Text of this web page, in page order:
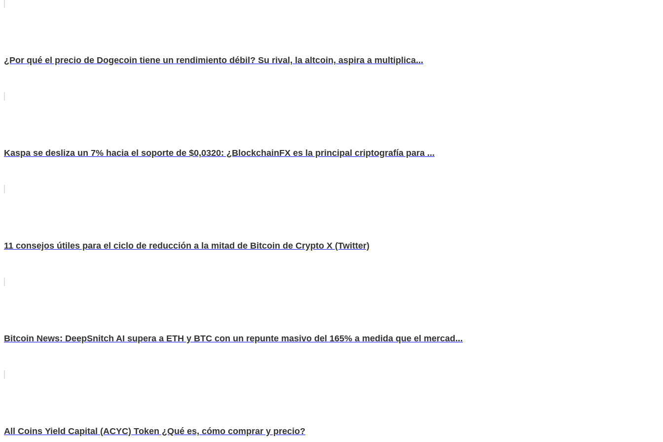
¿Por qué el precio de Dogecoin tiene un rendimiento débil? Su rival, la altcoin, aspira a multiplica...
Kaspa se desliza un 7% hacia el soporte de $0,0320: ¿BlockchainFX es la principal criptografía para ...
11 consejos útiles para el ciclo de reducción a la mitad de Bitcoin de Crypto X (Twitter)
Bitcoin News: DeepSnitch AI supera a ETH y BTC con un repunte masivo del 165% a medida que el mercad...
All Coins Yield Capital (ACYC) Token ¿Qué es, cómo comprar y precio?